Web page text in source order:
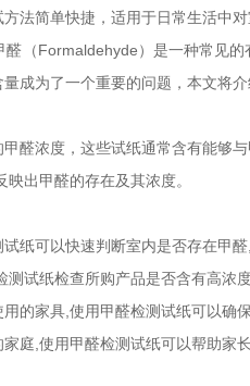
法简单快捷，适用于日常生活中对
（Formaldehyde）是一种常见
成为了一个重要的问题，本文将
醛浓度，这些试纸通常含有能够
出甲醛的存在及其浓度。
纸可以快速判断室内是否存在甲醛
试纸检查所购产品是否含有高浓度
的家具,使用甲醛检测试纸可以确
庭,使用甲醛检测试纸可以帮助家